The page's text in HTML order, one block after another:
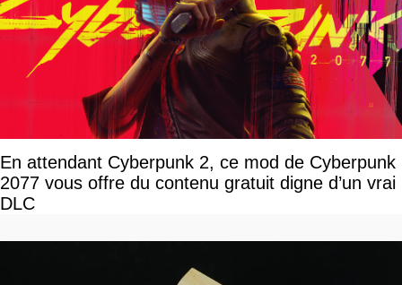
En attendant Cyberpunk 2, ce mod de Cyberpunk
2077 vous offre du contenu gratuit digne d’un vrai
DLC